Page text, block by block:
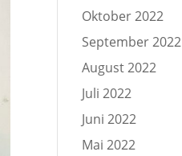
Oktober 2022
September 2022
August 2022
Juli 2022
Juni 2022
Mai 2022